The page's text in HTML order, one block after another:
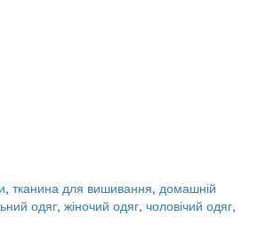
, тканина для вишивання, домашній
одяг, жіночий одяг, чоловічий одяг,